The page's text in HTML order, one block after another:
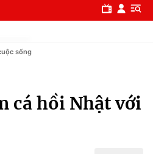
sống
cá hồi Nhật với